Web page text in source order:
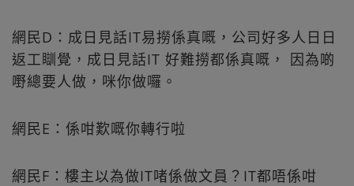
網民D：成日見話IT易撈係真嘅，公司好多人日日
返工瞓覺，成日見話IT 好難撈都係真嘅， 因為啲
嘢總要人做，咪你做囉。
網民E：係咁歎嘅你轉行啦
網民F：樓主以為做IT啫係做文員？IT都唔係咁